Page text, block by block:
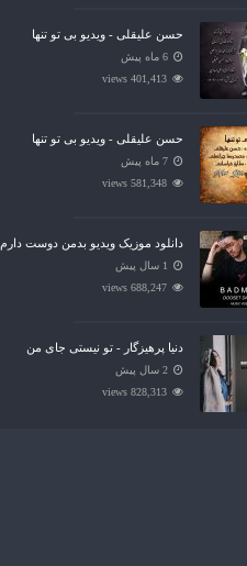
حسن علیقلی - ویدیو بی تو تنها
6 ماه پیش
401,413 views
حسن علیقلی - ویدیو بی تو تنها
7 ماه پیش
581,348 views
دانلود موزیک ویدیو بدمن دوست دارم
1 سال پیش
688,247 views
دنیا پرهیزگار - تو نیستی جای من
2 سال پیش
828,313 views